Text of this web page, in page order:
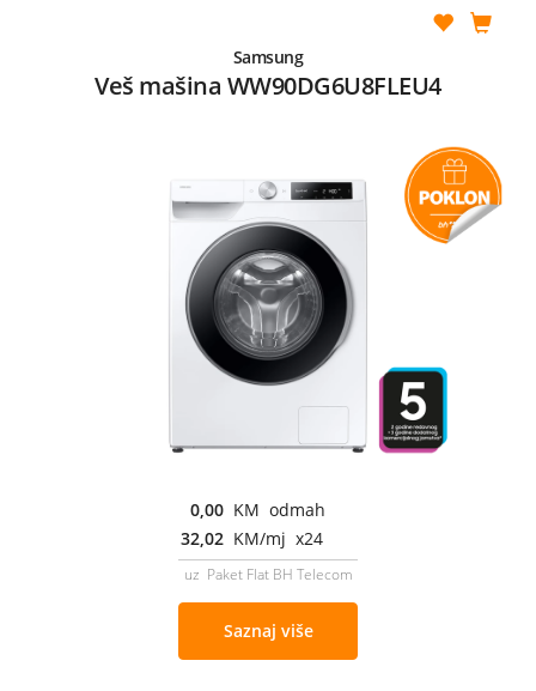
Samsung
Veš mašina WW90DG6U8FLEU4
0,00 KM odmah
32,02 KM/mj x24
uz Paket Flat BH Telecom
Saznaj više